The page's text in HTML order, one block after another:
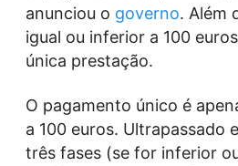
anunciou o governo. Além
igual ou inferior a 100
única prestação.
O pagamento único é
a 100 euros. Ultrapassado
três fases (se for inferior